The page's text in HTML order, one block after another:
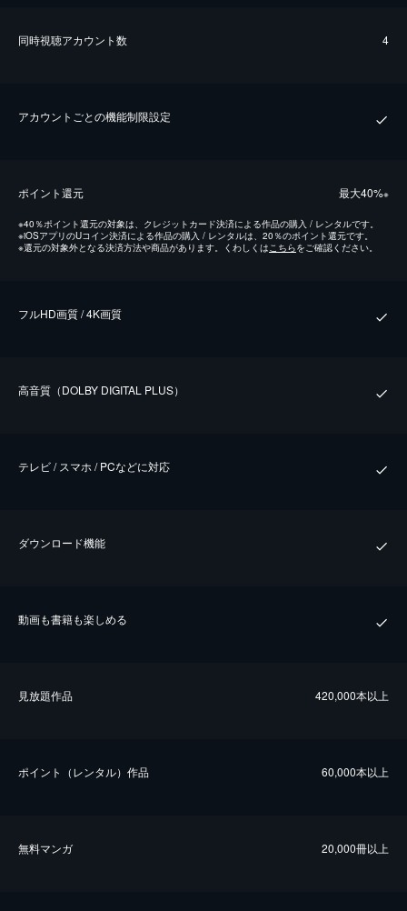
同時視聴アカウント数 4
アカウントごとの機能制限設定
ポイント還元 最⼤40%※
※40％ポイント還元の対象は、クレジットカード決済による作品の購入 / レンタルです。
※iOSアプリのUコイン決済による作品の購入 / レンタルは、20％のポイント還元です。
※還元の対象外となる決済方法や商品があります。くわしくは こちらをご確認ください。
フルHD画質 / 4K画質
⾼⾳質（DOLBY DIGITAL PLUS）
テレビ / スマホ / PCなどに対応
ダウンロード機能
動画も書籍も楽しめる
⾒放題作品 420,000本以上
ポイント（レンタル）作品 60,000本以上
無料マンガ 20,000冊以上